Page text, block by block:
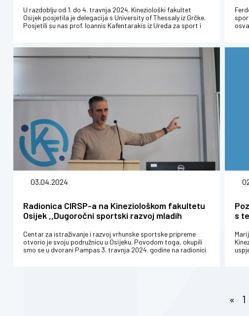
U razdoblju od 1. do 4. travnja 2024. Kineziološki fakultet
Osijek posjetila je delegacija s University of Thessaly iz Grčke.
Posjetili su nas prof. Ioannis Kafentarakis iz Ureda za sport i
03.04.2024
Radionica CIRSP-a na Kineziološkom fakultetu
Osijek ,,Dugoročni sportski razvoj mladih
Centar za istraživanje i razvoj vrhunske sportske pripreme
otvorio je svoju podružnicu u Osijeku. Povodom toga, okupili
smo se u dvorani Pampas 3. travnja 2024. godine na radionici
s
« 1